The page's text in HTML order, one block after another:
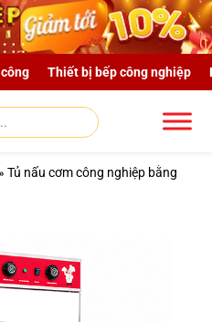
Thiết bị bếp công nghiệp
» Tủ nấu cơm công nghiệp bằng